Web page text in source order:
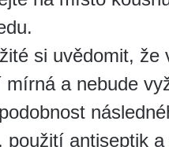
si uvědomit,
mírná a nebude
použití antiseptik